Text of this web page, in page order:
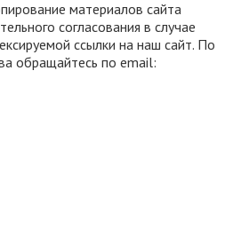
материалов сайта
согласования в случае
ссылки на наш сайт. По
обращайтесь по email: